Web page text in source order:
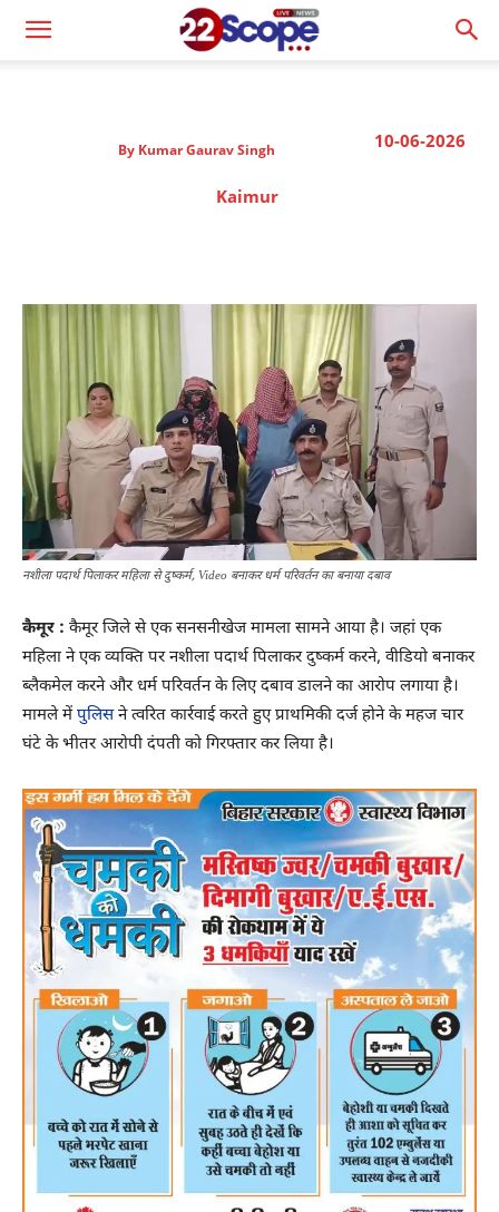
10-06-2026
By Kumar Gaurav Singh
Kaimur
नशीला पदार्थ पिलाकर महिला से दुष्कर्म, Video बनाकर धर्म परिवर्तन का बनाया दबाव
कैमूर : कैमूर जिले से एक सनसनीखेज मामला सामने आया है। जहां एक
महिला ने एक व्यक्ति पर नशीला पदार्थ पिलाकर दुष्कर्म करने, वीडियो बनाकर
ब्लैकमेल करने और धर्म परिवर्तन के लिए दबाव डालने का आरोप लगाया है।
मामले मेंपुलिसने त्वरित कार्रवाई करते हुए प्राथमिकी दर्ज होने के महज चार
घंटे के भीतर आरोपी दंपती को गिरफ्तार कर लिया है।